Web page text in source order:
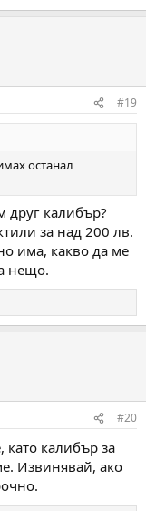
#19
останал
друг калибър?
за над 200 лв.
има, какво да ме
нещо.
#20
като калибър за
Извинявай, ако